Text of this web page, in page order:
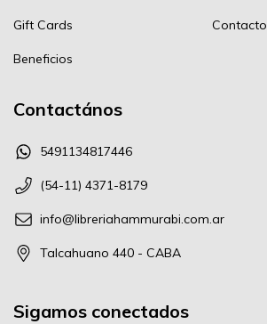
Gift Cards
Beneficios
Contacto
Contactános
5491134817446
(54-11) 4371-8179
info@libreriahammurabi.com.ar
Talcahuano 440 - CABA
Sigamos conectados